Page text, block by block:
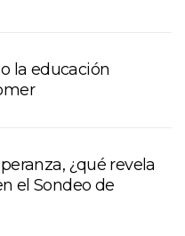
la educación
¿qué revela
el Sondeo de